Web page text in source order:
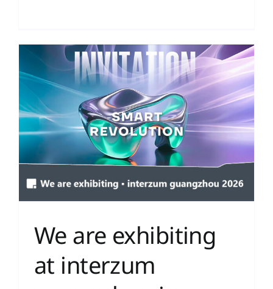
We are exhibiting
at interzum